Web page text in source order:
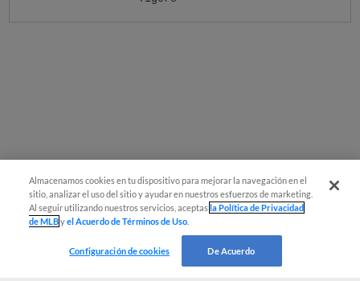
Almacenamos cookies en tu dispositivo para mejorar la navegación en el
sitio, analizar el uso del sitio y ayudar en nuestros esfuerzos de marketing.
Al seguir utilizando nuestros servicios, aceptas la Política de Privacidad
de MLByel Acuerdo de Términos de Uso
Configuración de cookies De Acuerdo